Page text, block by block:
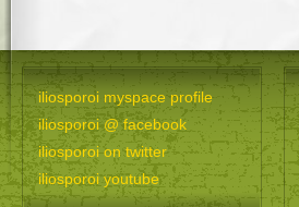
iliosporoi myspace profile
iliosporoi @ facebook
iliosporoi on twitter
iliosporoi youtube